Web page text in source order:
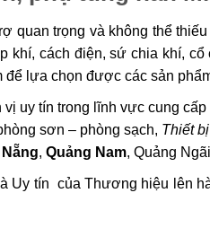
quan trọng và không thể
khí, cách điện, sứ chia khí,
để lựa chọn được các sản
vị uy tín trong lĩnh vực cung
sơn – phòng sạch, Thiết
, Quảng Nam, Quảng
Uy tín của Thương hiệu lên